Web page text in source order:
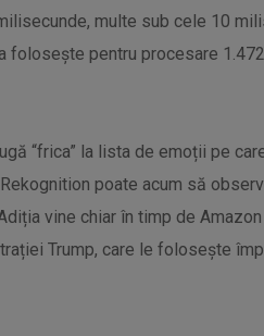
multe sub cele 10
folosește pentru procesare
“frica” la lista de emoții pe
poate acum să
vine chiar în timp de
Trump, care le folosește